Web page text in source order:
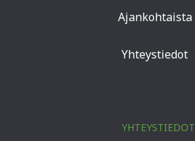
Ajankohtaista
Yhteystiedot
YHTEYSTIEDOT